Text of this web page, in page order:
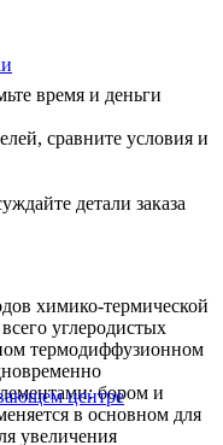
центре
время и деньги
сравните условия и
детали заказа
химико-термической
углеродистых
термодиффузионном
бором и
в основном для
увеличения